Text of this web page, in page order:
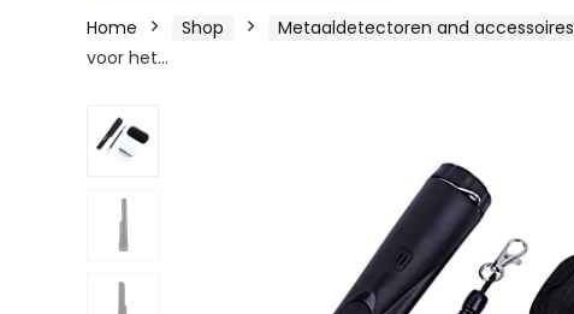
Home Shop Metaaldetectoren and accessoires
voor het…